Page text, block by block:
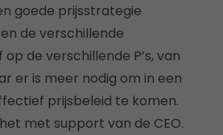
goede prijsstrategie
de verschillende
de verschillende P’s, van
er is meer nodig om in een
prijsbeleid te komen.
met support van de CEO.